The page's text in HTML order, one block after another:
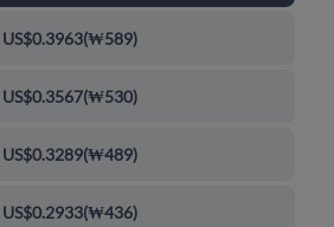
US$0.3963(₩589)
US$0.3567(₩530)
US$0.3289(₩489)
US$0.2933(₩436)